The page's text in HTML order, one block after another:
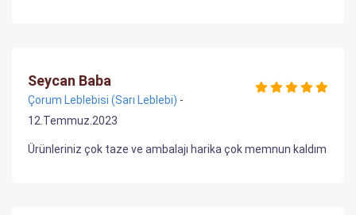
Seycan Baba
Çorum Leblebisi (Sarı Leblebi) -
12.Temmuz.2023
Ürünleriniz çok taze ve ambalajı harika çok memnun kaldım